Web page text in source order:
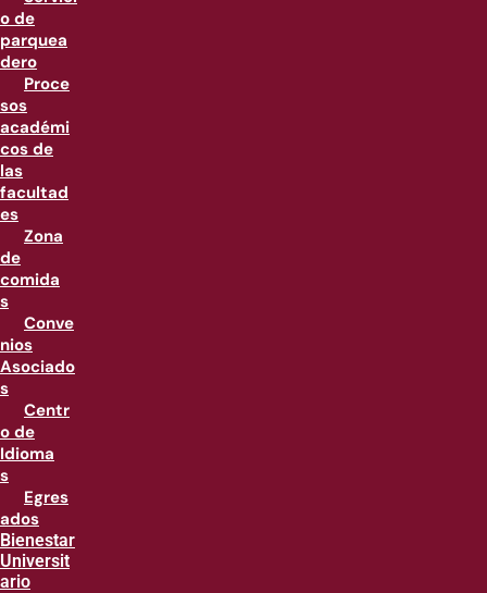
o de
parquea
dero
Proce
sos
académi
cos de
las
facultad
es
Zona
de
comida
s
Conve
nios
Asociado
s
Centr
o de
Idioma
s
Egres
ados
Bienestar
Universit
ario